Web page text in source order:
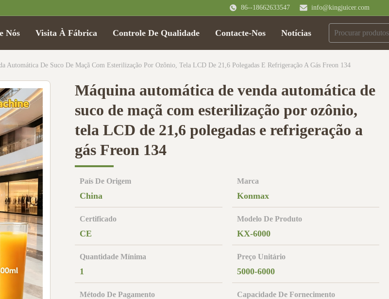
86--18662633547 info@kingjuicer.com
Nós Visita À Fábrica Controle De Qualidade Contacte-Nos Notícias
Automática De Suco De Maçã Com Esterilização Por Ozônio, Tela LCD De 21,6 Polegadas E Refrigeração A Gás Freon 134
Máquina automática de venda automática de
suco de maçã com esterilização por ozônio,
tela LCD de 21,6 polegadas e refrigeração a
gás Freon 134
País De Origem
China
Marca
Konmax
Certificado
CE
Modelo De Produto
KX-6000
Quantidade Mínima
1
Preço Unitário
5000-6000
Método De Pagamento Capacidade De Fornecimento